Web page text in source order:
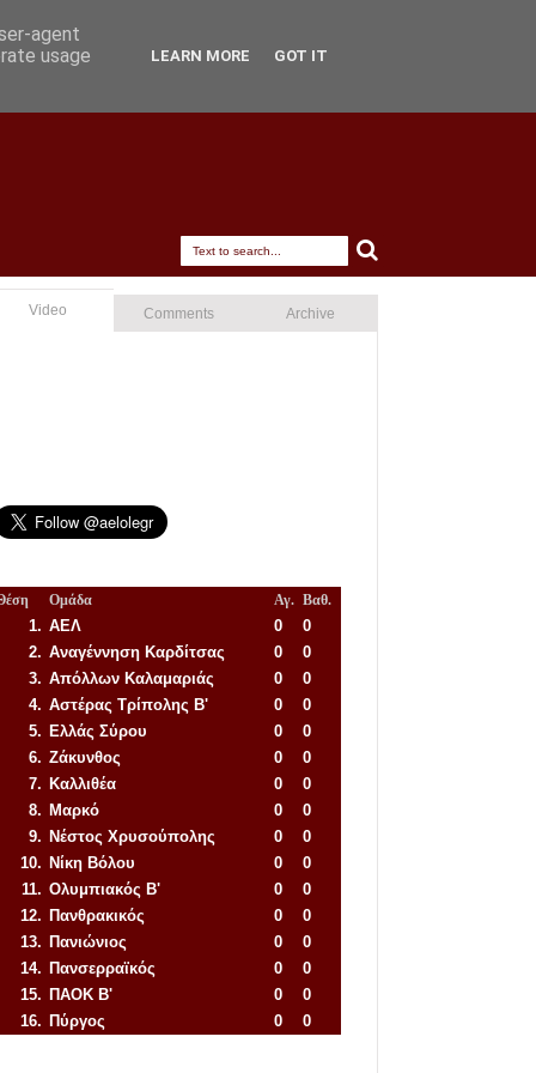
Video Comments Archive
Ομάδα Αγ. Βαθ.
1. ΑΕΛ 0
0
2. Αναγέννηση Καρδίτσας 0
0
3. Απόλλων Καλαμαριάς 0
0
4. Αστέρας Τρίπολης Β' 0
0
5. Ελλάς Σύρου 0
0
6. Ζάκυνθος 0
0
7. Καλλιθέα 0
0
8. Μαρκό 0
0
9. Νέστος Χρυσούπολης 0
0
10. Νίκη Βόλου 0
0
11. Ολυμπιακός Β' 0
0
12. Πανθρακικός 0
0
13. Πανιώνιος 0
0
14. Πανσερραϊκός 0
0
15. ΠΑΟΚ Β' 0
0
16. Πύργος 0
0
agent
usage
LEARN MORE GOT IT